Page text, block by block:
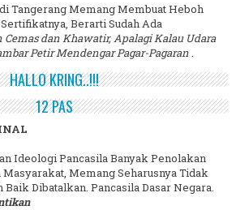
Tangerang Memang Membuat Heboh
Berarti Sudah Ada
dan Khawatir, Apalagi Kalau Udara
Petir Mendengar Pagar-Pagaran.
HALLO KRING..!!!
12 PAS
Ideologi Pancasila Banyak Penolakan
Memang Seharusnya Tidak
Baik Dibatalkan. Pancasila Dasar Negara.